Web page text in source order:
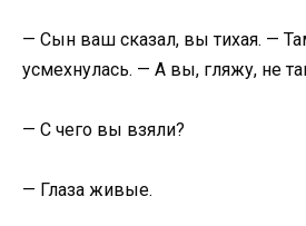
— Сын ваш сказал, вы тихая. —
усмехнулась. — А вы, гляжу, не
— С чего вы взяли?
— Глаза живые.